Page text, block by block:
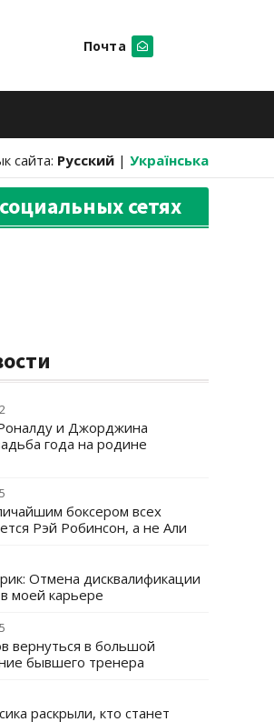
Почта
сайта: Русский | Українська
сетях
и Джорджина
года на родине
боксером всех
Рэй Робинсон, а не Али
Отмена дисквалификации
моей карьере
вернуться в большой
бывшего тренера
раскрыли, кто станет